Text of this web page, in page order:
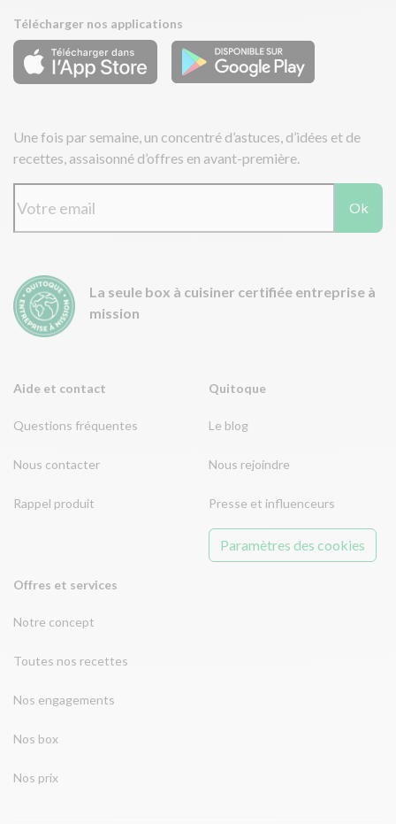
Aide et contact
Questions fréquentes
Nous contacter
Rappel produit
Offres et services
Notre concept
Toutes nos recettes
Nos engagements
Nos box
Nos prix
Quitoque
Le blog
Nous rejoindre
Presse et influenceurs
Paramètres des cookies
Télécharger nos applications
Une fois par semaine, un concentré d’astuces, d’idées et de
recettes, assaisonné d’offres en avant-première.
Ok
La seule box à cuisiner certifiée entreprise à
mission